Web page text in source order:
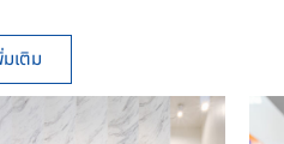
เติม